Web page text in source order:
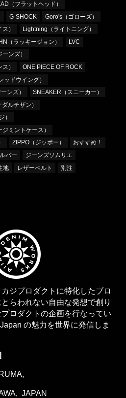
（フラットヘッド）
G-SHOCK
Goro's（ゴローズ）
）
Lightning（ライトニング）
（ラッキージョン）
LVC
ンズ）
）
ONE PIECE OF ROCK
ッドウイング）
ンズ）
SNEAKER（スニーカー）
ルチザン）
）
ミントケース）
ZIPPO（ジッポー）
おすすめ！
バー
ジーンズソムリエ
地 レザーベルト
別注
ジプロダクトに特化したブロ
らわれない自由な発想で創り
プロダクトの企画を行なってい
の魅力を世界に発信しま
JAPAN